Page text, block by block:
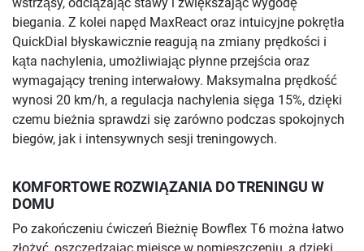
biegania. Z kolei napęd MaxReact oraz intuicyjne pokrętła
QuickDial błyskawicznie reagują na zmiany prędkości i
kąta nachylenia, umożliwiając płynne przejścia oraz
wymagający trening interwałowy. Maksymalna prędkość
wynosi 20 km/h, a regulacja nachylenia sięga 15%, dzięki
czemu bieżnia sprawdzi się zarówno podczas spokojnych
biegów, jak i intensywnych sesji treningowych.
KOMFORTOWE ROZWIĄZANIA DO TRENINGU W
DOMU
Po zakończeniu ćwiczeń Bieżnię Bowflex T6 można łatwo